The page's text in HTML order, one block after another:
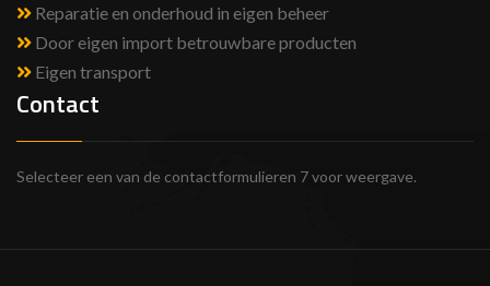
Reparatie en onderhoud in eigen beheer
Door eigen import betrouwbare producten
Eigen transport
Contact
Selecteer een van de contactformulieren 7 voor weergave.